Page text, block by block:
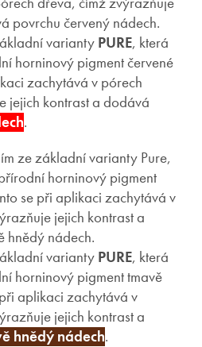
varianty PURE, která
horninový pigment červené
zachytává v pórech
jejich kontrast a dodává
.
varianty PURE, která
horninový pigment tmavě
aplikaci zachytává v
jejich kontrast a
hnědý nádech.